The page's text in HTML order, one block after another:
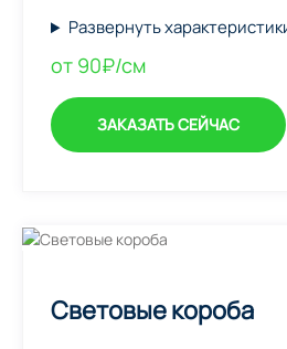
Развернуть
от 90₽/см
ЗАКАЗАТЬ СЕЙЧАС
Световые короба